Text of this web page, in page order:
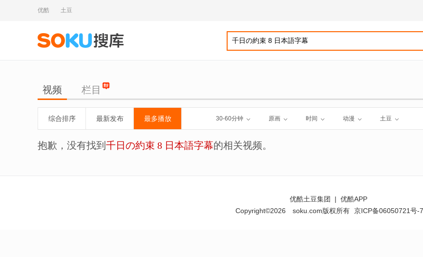
优酷 土豆
视频 栏目
综合排序 最新发布 最多播放 30-60分钟 原画 时间 动漫 土豆
抱歉，没有找到 千日の約束 8 日本語字幕的相关视频。
优酷土豆集团 | 优酷APP
Copyright©2026
soku.com版权所有 京ICP备06050721号-7